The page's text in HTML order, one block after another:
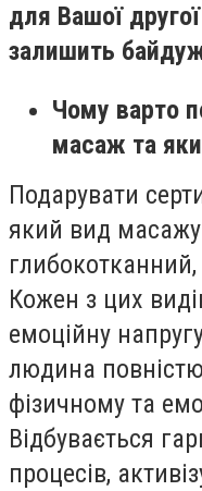
для Вашої
залишить
Чому варто
масаж та
Подарувати
який вид
Кожен з цих
емоційну
людина
фізичному та
Відбувається
процесів,